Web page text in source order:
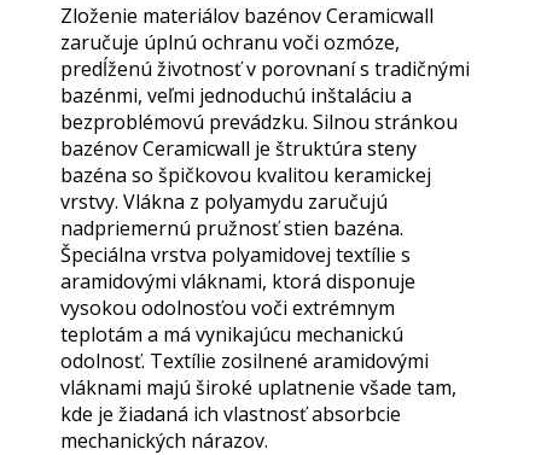
Zloženie materiálov bazénov Ceramicwall
zaručuje úplnú ochranu voči ozmóze,
predĺženú životnosť v porovnaní s tradičnými
bazénmi, veľmi jednoduchú inštaláciu a
bezproblémovú prevádzku. Silnou stránkou
bazénov Ceramicwall je štruktúra steny
bazéna so špičkovou kvalitou keramickej
vrstvy. Vlákna z polyamydu zaručujú
nadpriemernú pružnosť stien bazéna.
Špeciálna vrstva polyamidovej textílie s
aramidovými vláknami, ktorá disponuje
vysokou odolnosťou voči extrémnym
teplotám a má vynikajúcu mechanickú
odolnosť. Textílie zosilnené aramidovými
vláknami majú široké uplatnenie všade tam,
kde je žiadaná ich vlastnosť absorbcie
mechanických nárazov.